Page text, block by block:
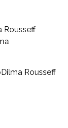
Rousseff
Dilma Rousseff